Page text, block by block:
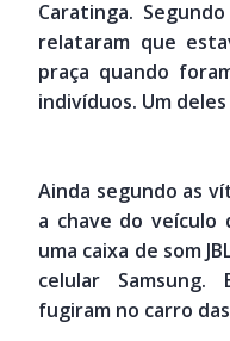
Caratinga.
relataram que
praça quando
indivíduos. Um
Ainda segundo as
a chave do veículo
uma caixa de som
celular Samsung.
fugiram no carro